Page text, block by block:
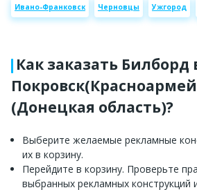
Ивано-Франковск Черновцы Ужгород
Как заказать Билборд
(Донецкая область)?
Выберите желаемые рекламные
их в корзину.
Перейдите в корзину. Проверьте
выбранных рекламных